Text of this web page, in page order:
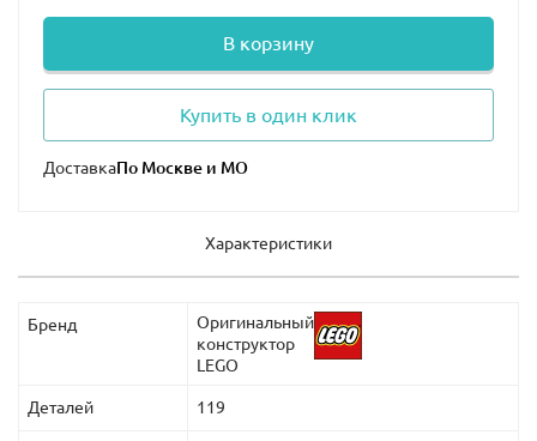
В корзину
Купить в один клик
Доставка
Характеристики
Бренд
Оригинальный
конструктор
LEGO
Деталей 119